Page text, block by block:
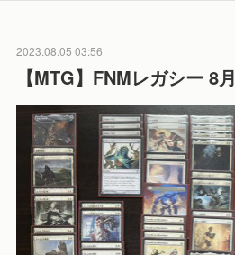
2023.08.05 03:56
【MTG】FNMレガシー 8